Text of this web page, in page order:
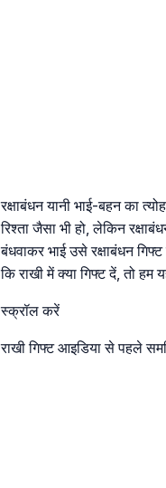
रक्षाबंधन यानी भाई-बहन का
रिश्ता जैसा भी हो, लेकिन
बंधवाकर भाई उसे रक्षाबंधन
कि राखी में क्या गिफ्ट दें, तो
स्क्रॉल करें
राखी गिफ्ट आइडिया से पहले